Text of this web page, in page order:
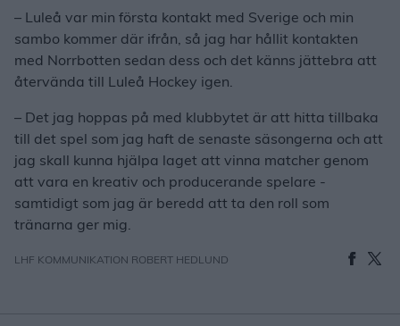
– Luleå var min första kontakt med Sverige och min
sambo kommer där ifrån, så jag har hållit kontakten
med Norrbotten sedan dess och det känns jättebra att
återvända till Luleå Hockey igen.
– Det jag hoppas på med klubbytet är att hitta tillbaka
till det spel som jag haft de senaste säsongerna och att
jag skall kunna hjälpa laget att vinna matcher genom
att vara en kreativ och producerande spelare -
samtidigt som jag är beredd att ta den roll som
tränarna ger mig.
LHF KOMMUNIKATION ROBERT HEDLUND